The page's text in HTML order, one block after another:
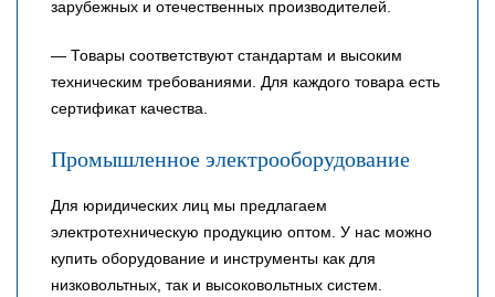
зарубежных и отечественных производителей.
— Товары соответствуют стандартам и высоким
техническим требованиями. Для каждого товара есть
сертификат качества.
Промышленное электрооборудование
Для юридических лиц мы предлагаем
электротехническую продукцию оптом. У нас можно
купить оборудование и инструменты как для
низковольтных, так и высоковольтных систем.